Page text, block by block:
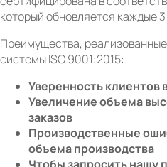
который обновляется каждые 3
Преимущества,
системы ISO 9001:2015:
Уверенность клиентов
Увеличение объема
заказов
Производственные
объема производства